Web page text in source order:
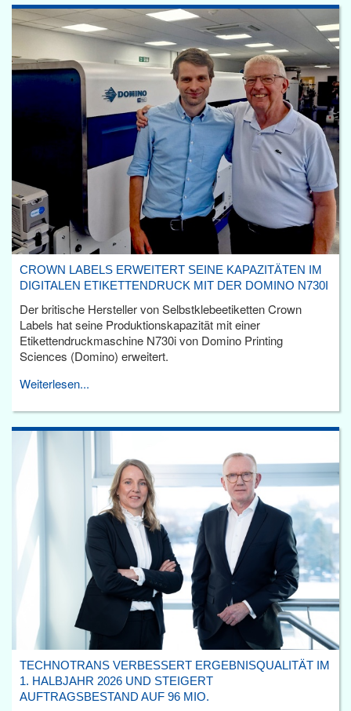
CROWN LABELS ERWEITERT SEINE KAPAZITÄTEN IM
DIGITALEN ETIKETTENDRUCK MIT DER DOMINO N730I
Der britische Hersteller von Selbstklebeetiketten Crown
Labels hat seine Produktionskapazität mit einer
Etikettendruckmaschine N730i von Domino Printing
Sciences (Domino) erweitert.
Weiterlesen...
TECHNOTRANS VERBESSERT ERGEBNISQUALITÄT IM
1. HALBJAHR 2026 UND STEIGERT
AUFTRAGSBESTAND AUF 96 MIO.